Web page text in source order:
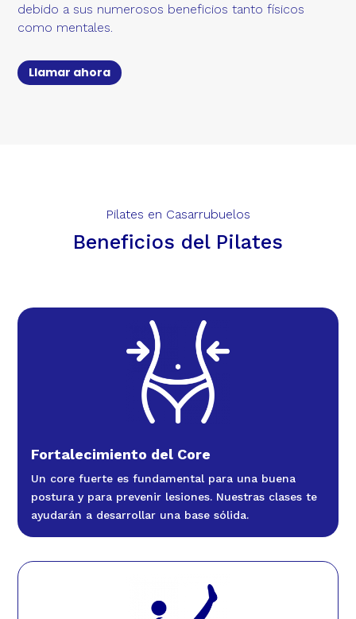
debido a sus numerosos beneficios tanto físicos
como mentales.
Llamar ahora
Pilates en Casarrubuelos
Beneficios del Pilates
Fortalecimiento del Core
Un core fuerte es fundamental para una buena
postura y para prevenir lesiones. Nuestras clases te
ayudarán a desarrollar una base sólida.